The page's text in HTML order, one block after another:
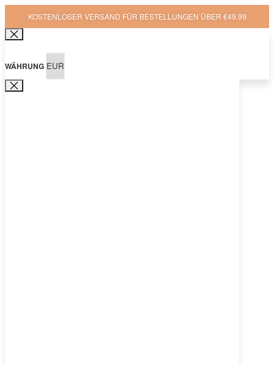
KOSTENLOSER VERSAND FÜR BESTELLUNGEN ÜBER €49.99
WÄHRUNG